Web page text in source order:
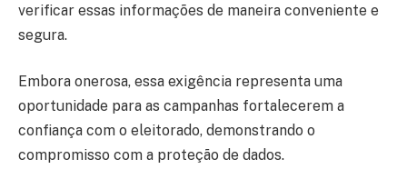
verificar essas informações de maneira conveniente e
segura.
Embora onerosa, essa exigência representa uma
oportunidade para as campanhas fortalecerem a
confiança com o eleitorado, demonstrando o
compromisso com a proteção de dados.